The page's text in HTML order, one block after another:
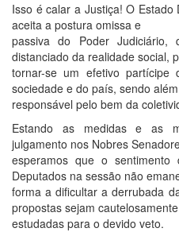
Isso é calar a Justiça! O
aceita a postura omissa e
passiva do Poder
distanciado da realidade social,
tornar-se um efetivo partícipe
sociedade e do país, sendo
responsável pelo bem da
Estando as medidas e as
julgamento nos Nobres
esperamos que o sentimento
Deputados na sessão não
forma a dificultar a derrubada
propostas sejam cautelosamente
estudadas para o devido veto.